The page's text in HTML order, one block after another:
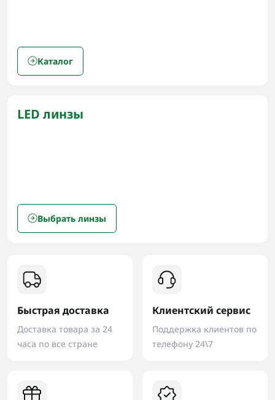
Каталог
LED линзы
Выбрать линзы
Быстрая доставка
Доставка товара за 24
часа по все стране
Клиентский сервис
Поддержка клиентов по
телефону 24\7